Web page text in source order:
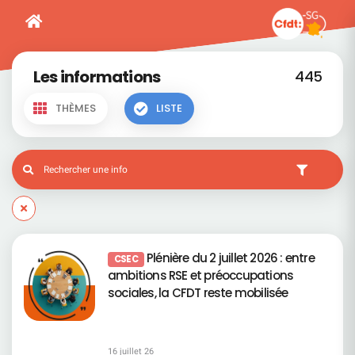
Les informations 445
THÈMES LISTE
CSEC Plénière du 2 juillet 2026 : entre
ambitions RSE et préoccupations
sociales, la CFDT reste mobilisée
16 juillet 26